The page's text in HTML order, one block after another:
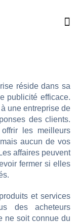
réside dans sa
publicité efficace.
une entreprise de
des clients.
les meilleurs
aucun de vos
affaires peuvent
fermer si elles
et services
des acheteurs
ne soit connue du